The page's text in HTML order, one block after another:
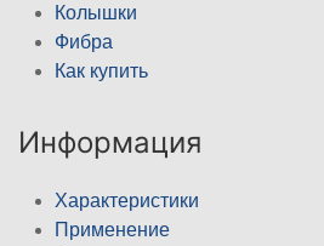
Колышки
Фибра
Как купить
Информация
Характеристики
Применение